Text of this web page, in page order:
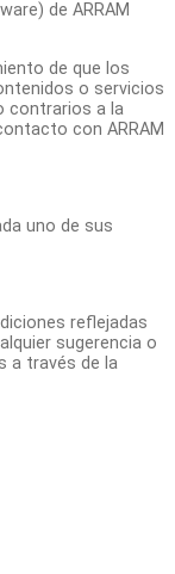
de ARRAM
de que los
o servicios
contrarios a la
con ARRAM
uno de sus
reflejadas
sugerencia o
a través de la